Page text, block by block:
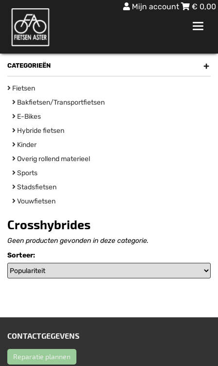
Mijn account € 0,00
CATEGORIEËN +
Fietsen
Bakfietsen/Transportfietsen
E-Bikes
Hybride fietsen
Kinder
Overig rollend materieel
Sports
Stadsfietsen
Vouwfietsen
Crosshybrides
Geen producten gevonden in deze categorie.
Sorteer:
CONTACTGEGEVENS
Reparatie plannen